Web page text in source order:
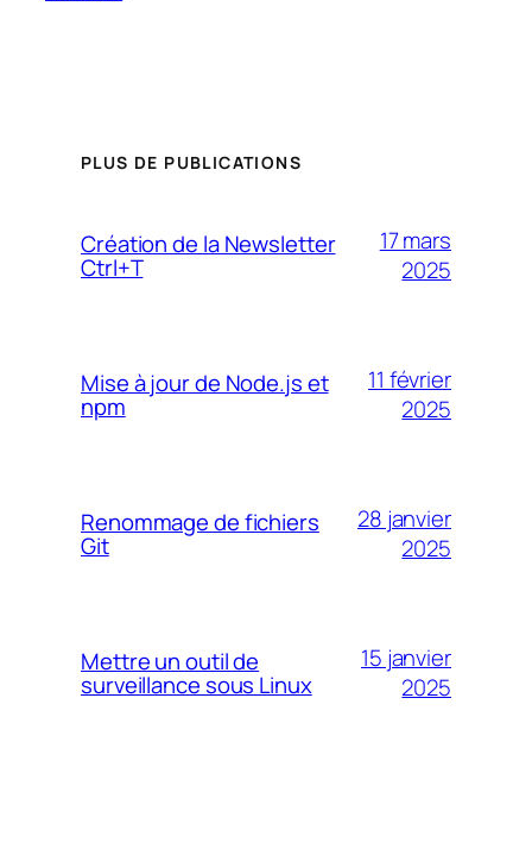
PLUS DE PUBLICATIONS
Création de la Newsletter
Ctrl+T
17 mars
2025
Mise à jour de Node.js et
npm
11 février
2025
Renommage de fichiers
Git
28 janvier
2025
Mettre un outil de
surveillance sous Linux
15 janvier
2025